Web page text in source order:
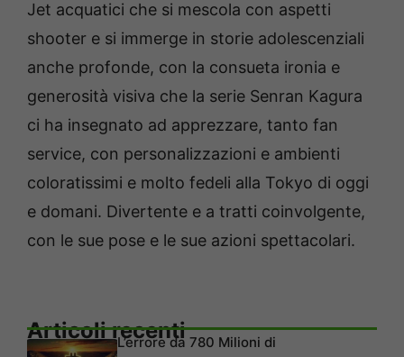
Jet acquatici che si mescola con aspetti
shooter e si immerge in storie adolescenziali
anche profonde, con la consueta ironia e
generosità visiva che la serie Senran Kagura
ci ha insegnato ad apprezzare, tanto fan
service, con personalizzazioni e ambienti
coloratissimi e molto fedeli alla Tokyo di oggi
e domani. Divertente e a tratti coinvolgente,
con le sue pose e le sue azioni spettacolari.
Articoli recentiL’errore da 780 Milioni di